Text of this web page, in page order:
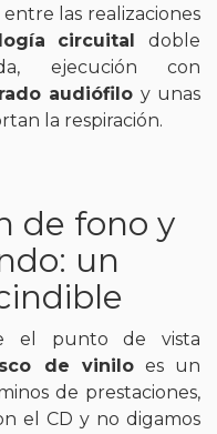
las realizaciones
circuitaldoble
ejecución con
audiófilo y unas
la respiración.
de fono y
un
el punto de vista
de viniloes un
de prestaciones,
el CD y no digamos